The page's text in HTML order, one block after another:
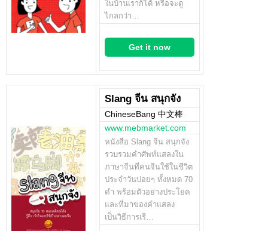
ในบ้านเราก็ได้ หรือจะดู
ไกลกว่า…
Get it now
Slang จีน สนุกจัง
ChineseBang 中文棒
www.mebmarket.com
หนังสือ Slang จีน สนุกจัง
รวบรวมคำศัพท์แสลงใน
ภาษาจีนที่คนจีนใช้ในชีวิต
ประจำวันบ่อยๆ ทั้งหมด 70
คำ พร้อมตัวอย่างประโยค
และที่มาของคำแสลง
เป็นวิธีการเรี…